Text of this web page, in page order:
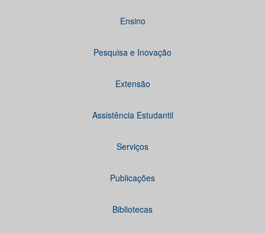
Ensino
Pesquisa e Inovação
Extensão
Assistência Estudantil
Serviços
Publicações
Bibliotecas